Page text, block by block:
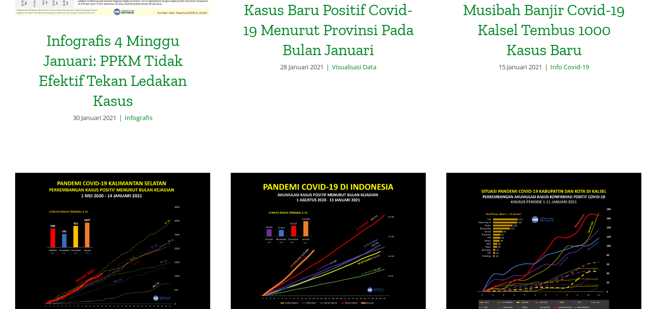
Infografis 4 Minggu
Januari: PPKM Tidak
Efektif Tekan Ledakan
Kasus
30 Januari 2021 | Infografis
Kasus Baru Positif Covid-
19 Menurut Provinsi Pada
Bulan Januari
28 Januari 2021 | Visualisasi Data
Musibah Banjir Covid-19
Kalsel Tembus 1000
Kasus Baru
15 Januari 2021 | Info Covid-19
Grafik Perkembangan Kasus Positif
Covid-19 Kalsel Menurut Bulan
Kejadian Hingga 14 Januari 2021
Astaghfirullah, Covid-19 Indonesia
Menembus Rekor 11 Ribu Kasus dan
306 Kematian Harian
Covid-19 Tanah Laut Melonjak
Melebihi Banjarmasin